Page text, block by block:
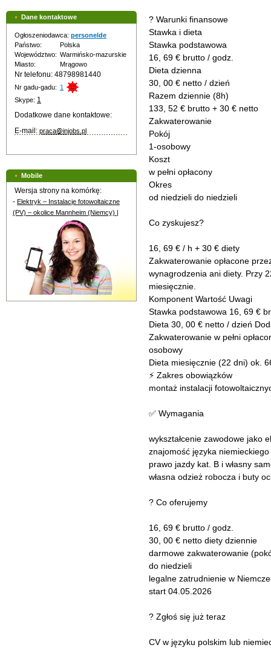
? Warunki finansowe
Stawka i dieta
Stawka podstawowa
16, 69 € brutto / godz.
Dieta dzienna
30, 00 € netto / dzień
Razem dziennie (8h)
133, 52 € brutto + 30 € netto
Zakwaterowanie
Pokój
1-osobowy
Koszt
w pełni opłacony
Okres
od niedzieli do niedzieli
Co zyskujesz?
16, 69 € / h + 30 € diety
Zakwaterowanie opłacone
wynagrodzenia ani diety. Przy
miesięcznie.
Komponent Wartość Uwagi
Stawka podstawowa 16, 69 €
Dieta 30, 00 € netto / dzień
Zakwaterowanie w pełni
osobowy
Dieta miesięcznie (22 dni) ok.
⚡ Zakres obowiązków
montaż instalacji
✅ Wymagania
wykształcenie zawodowe jako
znajomość języka
prawo jazdy kat. B i własny
własna odzież robocza i buty
? Co oferujemy
16, 69 € brutto / godz.
30, 00 € netto diety dziennie
darmowe zakwaterowanie
do niedzieli
legalne zatrudnienie w
start 04.05.2026
? Zgłoś się już teraz
CV w języku polskim lub
Dane kontaktowe
Ogłoszeniodawca: personelde
Państwo:
Polska
Województwo: Warmińsko-mazurskie
Miasto:
Mrągowo
Nr telefonu: 48798981440
Nr gadu-gadu: 1
Skype: 1
Dodatkowe dane kontaktowe:
E-mail: praca injobs.pl
Mobile
Wersja strony na komórkę:
- Elektryk – Instalacje fotowoltaiczne
(PV) – okolice Mannheim (Niemcy) |